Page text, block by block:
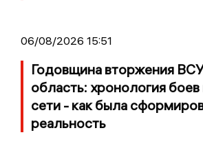
06/08/2026 15:51
Годовщина вторжения
область: хронология боев
сети - как была
реальность